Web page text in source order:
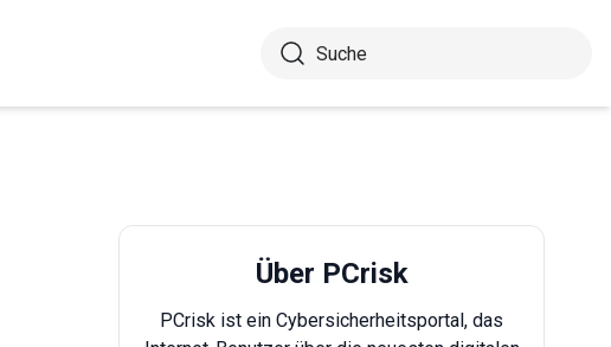
Über PCrisk
PCrisk ist ein Cybersicherheitsportal, das